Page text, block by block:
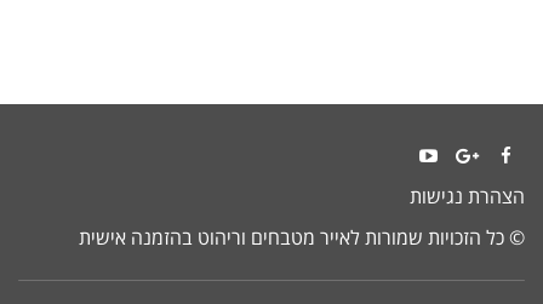
Facebook
Google+
YouTubeהצהרת נגישות
© כל הזכויות שמורות לאייר מטבחים וריהוט בהזמנה אישית